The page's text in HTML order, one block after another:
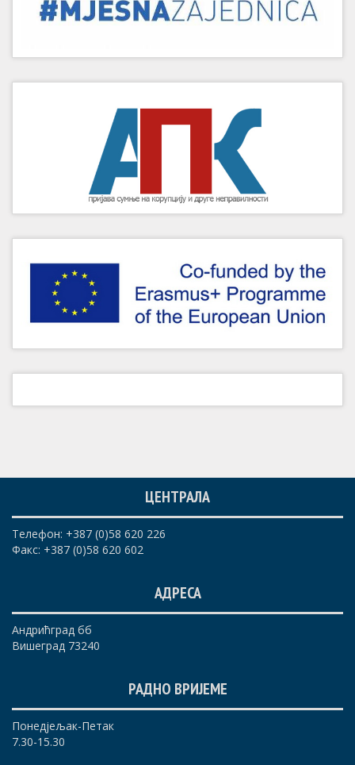
ЦЕНТРАЛА
Телефон: +387 (0)58 620 226
Факс: +387 (0)58 620 602
АДРЕСА
Андрићград бб
Вишеград 73240
РАДНО ВРИЈЕМЕ
Понедјељак-Петак
7.30-15.30